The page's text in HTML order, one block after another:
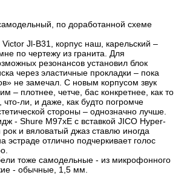
по доработанной схеме
Jl-B31, корпус наш, карельский –
по чертежу из гранита. Для
резонансов установил блок
через эластичные прокладки – пока
не замечал. С новым корпусом звук
– плотнее, четче, бас конкретнее, как то
что-ли, и даже, как будто погромче
стороны – однозначно лучше.
- Shure M97xE с вставкой JICO Hyper-
и вяловатый джаз ставлю иногда
эстраде отлично подчеркивает голос
тоже самодельные - из микрофонного
- обычные, 1,5 мм.